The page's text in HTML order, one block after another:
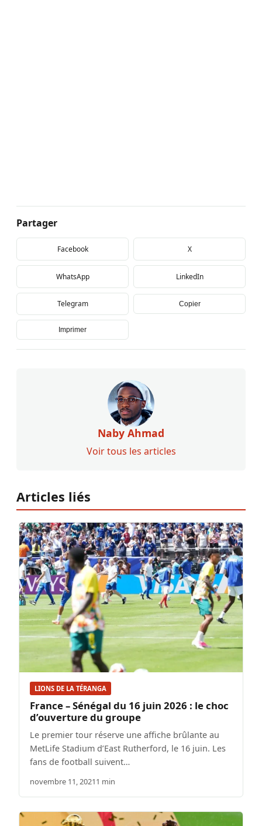
Partager
Facebook X
WhatsApp LinkedIn
Telegram Copier
Imprimer
Naby Ahmad
Voir tous les articles
Articles liés
LIONS DE LA TÉRANGA
France – Sénégal du 16 juin 2026 : le choc
d’ouverture du groupe
Le premier tour réserve une affiche brûlante au
MetLife Stadium d’East Rutherford, le 16 juin. Les
fans de football suivent…
novembre 11, 20211 min